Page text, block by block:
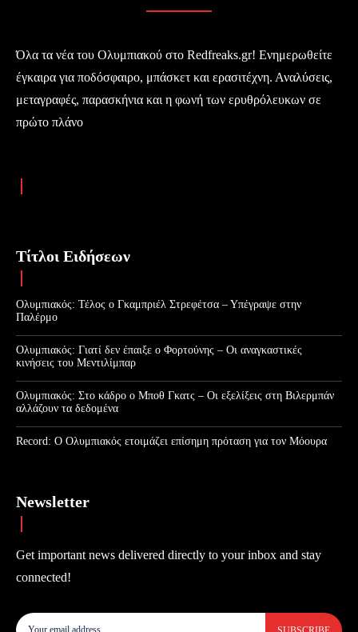
Όλα τα νέα του Ολυμπιακού στο Redfreaks.gr! Ενημερωθείτε
έγκαιρα για ποδόσφαιρο, μπάσκετ και ερασιτέχνη. Αναλύσεις,
μεταγραφές, παρασκήνια και η φωνή των ερυθρόλευκων σε
πρώτο πλάνο
Τίτλοι Ειδήσεων
Ολυμπιακός: Τέλος ο Γκαμπριέλ Στρεφέτσα – Υπέγραψε στην
Παλέρμο
Ολυμπιακός: Γιατί δεν έπαιξε ο Φορτούνης – Οι αναγκαστικές
κινήσεις του Μεντιλίμπαρ
Ολυμπιακός: Στο κάδρο ο Μποθ Γκατς – Οι εξελίξεις στη Βιλερμπάν
αλλάζουν τα δεδομένα
Record: Ο Ολυμπιακός ετοιμάζει επίσημη πρόταση για τον Μόουρα
Newsletter
Get important news delivered directly to your inbox and stay
connected!